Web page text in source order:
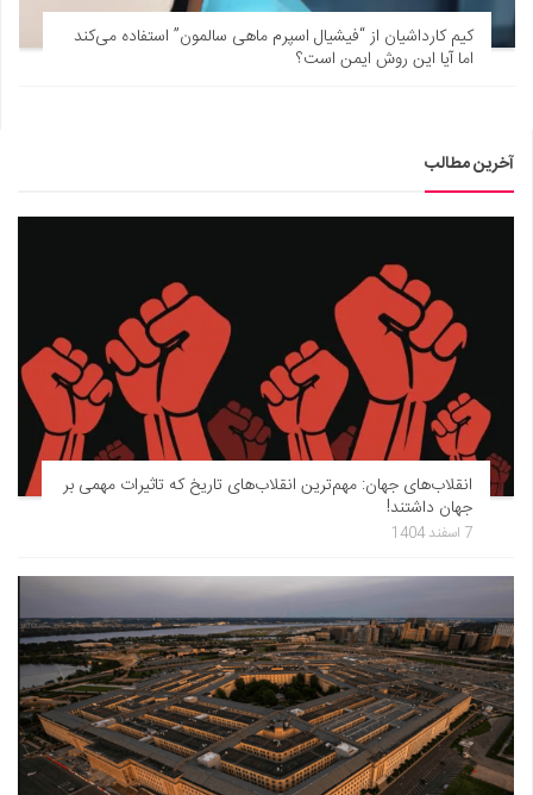
کیم کارداشیان از “فیشیال اسپرم ماهی سالمون” استفاده می‌کند
اما آیا این روش ایمن است؟
آخرین مطالب
انقلاب‌های جهان: مهم‌ترین انقلاب‌های تاریخ که تاثیرات مهمی بر
جهان داشتند!
7 اسفند 1404